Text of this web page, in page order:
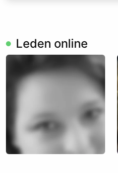
Leden online